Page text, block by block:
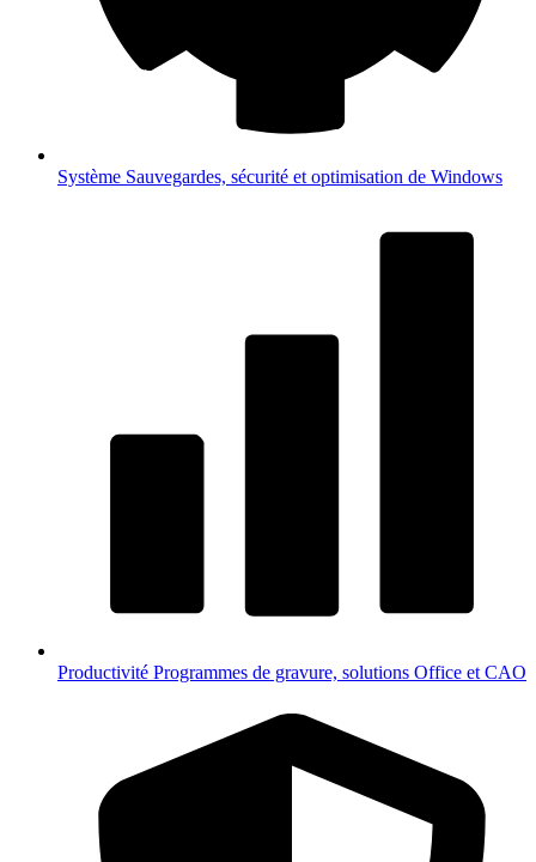
Système Sauvegardes, sécurité et optimisation de Windows
Productivité Programmes de gravure, solutions Office et CAO